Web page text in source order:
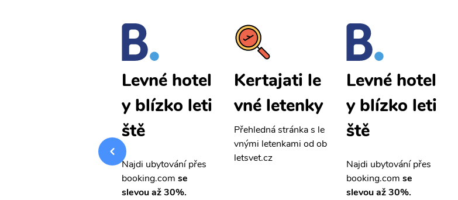
vnými letenkami od ob
Levné hotel
y blízko leti
ště
Najdi ubytování přes
booking.com se
slevou až 30%.
Kertajati le
vné letenky
Přehledná stránka s le
vnými letenkami od ob
letsvet.cz
Levné hotel
y blízko leti
ště
Najdi ubytování přes
booking.com se
slevou až 30%.